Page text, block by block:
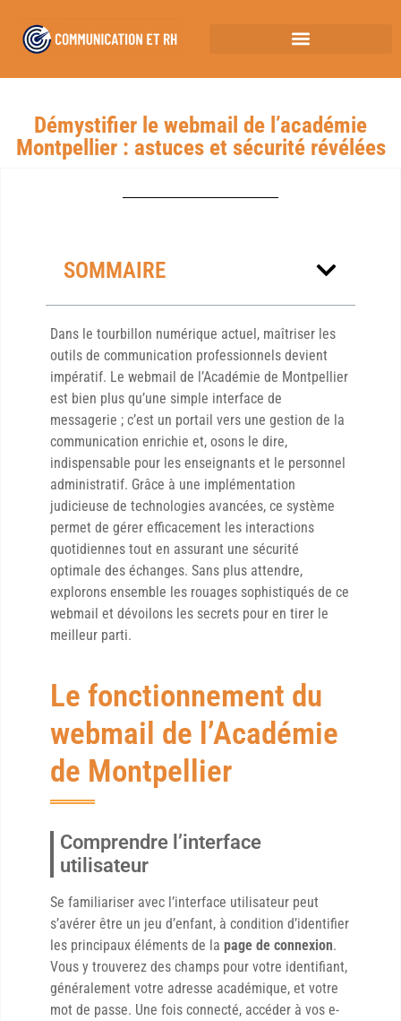
Démystifier le webmail de l’académie
Montpellier : astuces et sécurité révélées
SOMMAIRE
Dans le tourbillon numérique actuel, maîtriser les
outils de communication professionnels devient
impératif. Le webmail de l’Académie de Montpellier
est bien plus qu’une simple interface de
messagerie ; c’est un portail vers une gestion de la
communication enrichie et, osons le dire,
indispensable pour les enseignants et le personnel
administratif. Grâce à une implémentation
judicieuse de technologies avancées, ce système
permet de gérer efficacement les interactions
quotidiennes tout en assurant une sécurité
optimale des échanges. Sans plus attendre,
explorons ensemble les rouages sophistiqués de ce
webmail et dévoilons les secrets pour en tirer le
meilleur parti.
Le fonctionnement du
webmail de l’Académie
de Montpellier
Comprendre l’interface
utilisateur
Se familiariser avec l’interface utilisateur peut
s’avérer être un jeu d’enfant, à condition d’identifier
les principaux éléments de la page de connexion.
Vous y trouverez des champs pour votre identifiant,
généralement votre adresse académique, et votre
mot de passe. Une fois connecté, accéder à vos e-